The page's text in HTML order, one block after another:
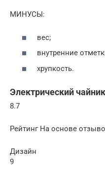
МИНУСЫ:
вес;
внутренние
хрупкость.
Электрический
8.7
Рейтинг На основе
Дизайн
9